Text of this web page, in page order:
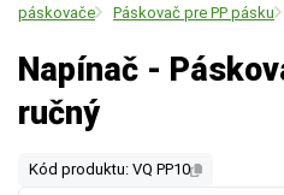
páskovače Páskovač pre PP pásku
Napínač -
ručný
Kód produktu: VQ PP10